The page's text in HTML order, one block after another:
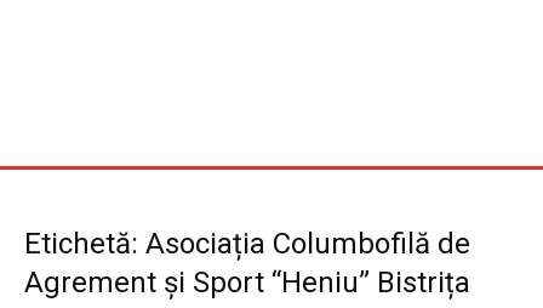
Etichetă: Asociația Columbofilă de
Agrement și Sport “Heniu” Bistrița